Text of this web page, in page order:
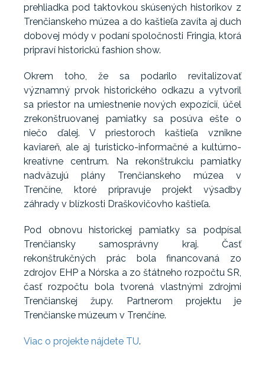
prehliadka pod taktovkou skúsených historikov z
Trenčianskeho múzea a do kaštieľa zavíta aj duch
dobovej módy v podaní spoločnosti Fringia, ktorá
pripraví historickú fashion show.
Okrem toho, že sa podarilo revitalizovať
významný prvok historického odkazu a vytvoril
sa priestor na umiestnenie nových expozícií, účel
zrekonštruovanej pamiatky sa posúva ešte o
niečo ďalej. V priestoroch kaštieľa vznikne
kaviareň, ale aj turisticko-informačné a kultúrno-
kreatívne centrum. Na rekonštrukciu pamiatky
nadväzujú plány Trenčianskeho múzea v
Trenčíne, ktoré pripravuje projekt výsadby
záhrady v blízkosti Draškovičovho kaštieľa.
Pod obnovu historickej pamiatky sa podpísal
Trenčiansky samosprávny kraj. Časť
rekonštrukčných prác bola financovaná zo
zdrojov EHP a Nórska a zo štátneho rozpočtu SR,
časť rozpočtu bola tvorená vlastnými zdrojmi
Trenčianskej župy. Partnerom projektu je
Trenčianske múzeum v Trenčíne.
Viac o projekte nájdete TU.